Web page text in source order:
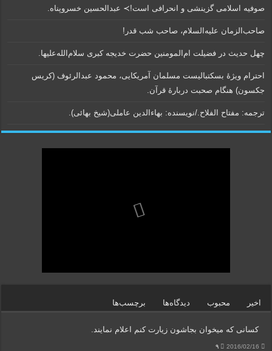
صوفیه اسلامی گزینشی و انحرافی است!≻ عبدالحسین خسروپناه.
صاحب‌الزمان علیه‌السلام، صاحب شب قدر!
چهل حدیث در فضیلت ام‌المومنین حضرت خدیجه کبری سلام‌الله‌علیها.
احترام ویژۀ بسکتبالیست مسلمان آمریکایی، محمود عبدالرئوف (کریس
جکسون) هنگام صحبت دربارۀ قرآن.
ترجمه: مفتاح الفلاح./نویسنده:‌ بهاء‌الدین عاملی‌(شیخ بهائی).
اخیر محبوب دیدگاه‌ها برچسب‌ها
کسانی که میخوان بجاشون زیارت کنم اعلام نمایند.
2016/02/16 ۹